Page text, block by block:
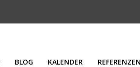
BLOG KALENDER